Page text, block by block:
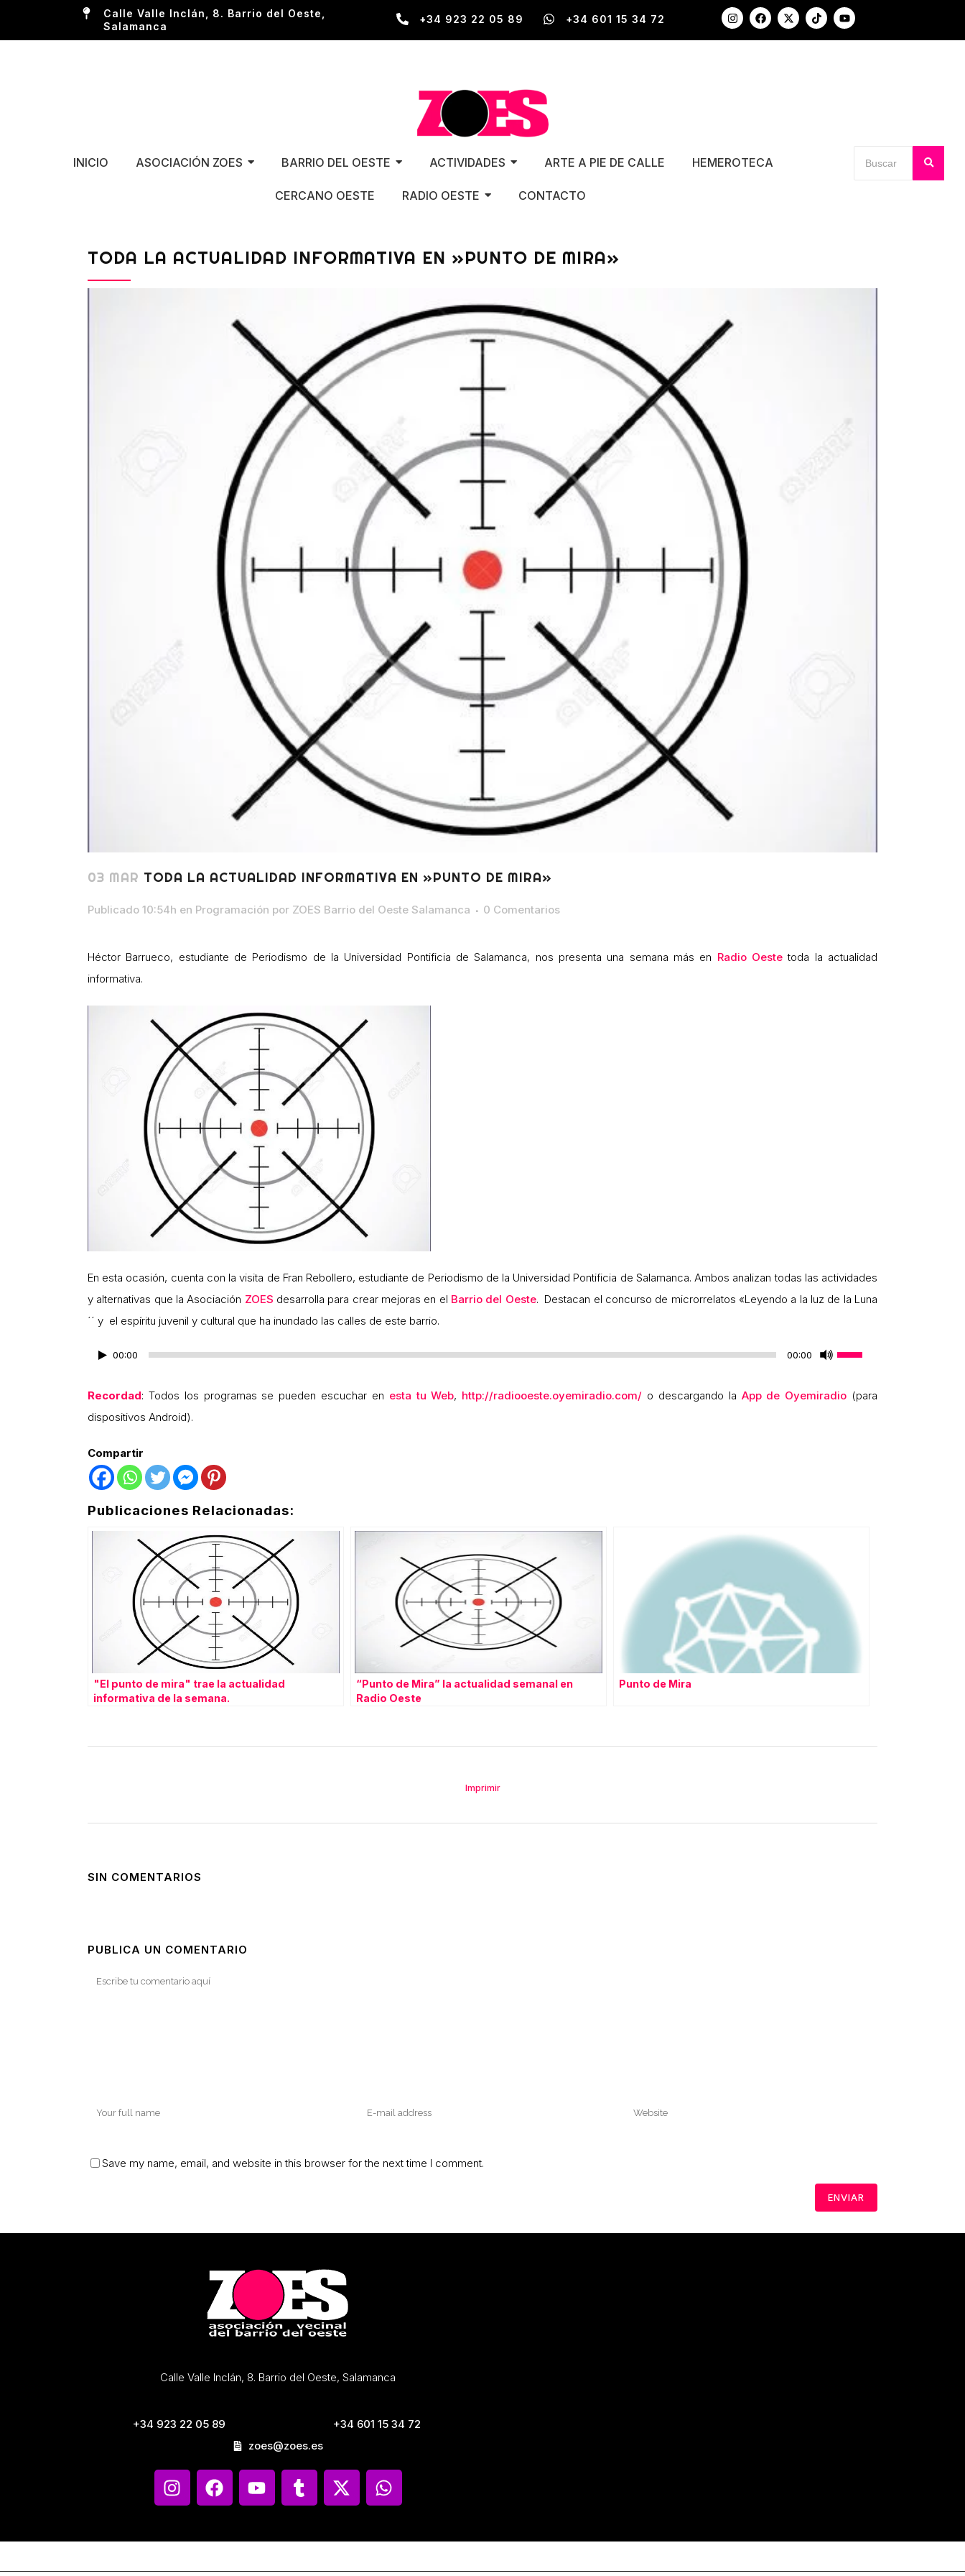
Calle Valle Inclán, 8. Barrio del Oeste,
Salamanca
+34 923 22 05 89 +34 601 15 34 72
INICIO ASOCIACIÓN ZOES BARRIO DEL OESTE ACTIVIDADES ARTE A PIE DE CALLE HEMEROTECA
CERCANO OESTE RADIO OESTE CONTACTO
TODA LA ACTUALIDAD INFORMATIVA EN »PUNTO DE MIRA»
03 MAR TODA LA ACTUALIDAD INFORMATIVA EN »PUNTO DE MIRA»
Publicado 10:54h en Programación por ZOES Barrio del Oeste Salamanca 0 Comentarios
Héctor Barrueco, estudiante de Periodismo de la Universidad Pontificia de Salamanca, nos presenta una semana más en Radio Oestetoda la actualidad
informativa.
En esta ocasión, cuenta con la visita de Fran Rebollero, estudiante de Periodismo de la Universidad Pontificia de Salamanca. Ambos analizan todas las actividades
y alternativas que la Asociación ZOES desarrolla para crear mejoras en el Barrio del Oeste. Destacan el concurso de microrrelatos «Leyendo a la luz de la Luna
´´ y el espíritu juvenil y cultural que ha inundado las calles de este barrio.
Reproductor
audio
00:00 00:00
Utiliza
teclas
volumen.
Recordad: Todos los programas se pueden escuchar en esta tu Web, http://radiooeste.oyemiradio.com/ o descargando la App de Oyemiradio (para
dispositivos Android).
Compartir
Publicaciones Relacionadas:
"El punto de mira" trae la actualidad
informativa de la semana.
“Punto de Mira” la actualidad semanal en
Radio Oeste
Punto de Mira
Imprimir
SIN COMENTARIOS
PUBLICA UN COMENTARIO
Save my name, email, and website in this browser for the next time I comment.
Calle Valle Inclán, 8. Barrio del Oeste, Salamanca
+34 923 22 05 89
+34 601 15 34 72
zoes@zoes.es